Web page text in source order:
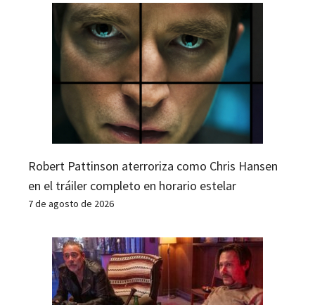
Robert Pattinson aterroriza como Chris Hansen
en el tráiler completo en horario estelar
7 de agosto de 2026